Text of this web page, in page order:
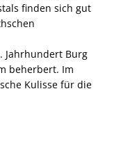
finden sich gut
Jahrhundert Burg
beherbert. Im
Kulisse für die